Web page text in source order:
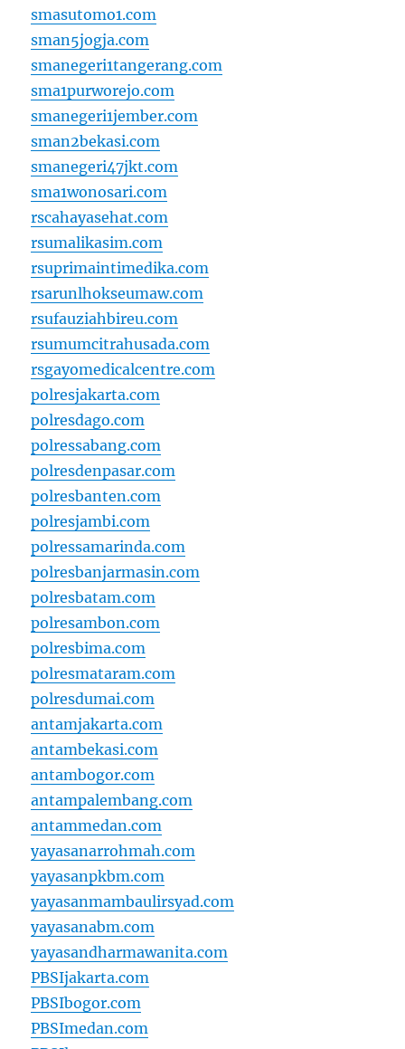
smasutomo1.com
sman5jogja.com
smanegeri1tangerang.com
sma1purworejo.com
smanegeri1jember.com
sman2bekasi.com
smanegeri47jkt.com
sma1wonosari.com
rscahayasehat.com
rsumalikasim.com
rsuprimaintimedika.com
rsarunlhokseumaw.com
rsufauziahbireu.com
rsumumcitrahusada.com
rsgayomedicalcentre.com
polresjakarta.com
polresdago.com
polressabang.com
polresdenpasar.com
polresbanten.com
polresjambi.com
polressamarinda.com
polresbanjarmasin.com
polresbatam.com
polresambon.com
polresbima.com
polresmataram.com
polresdumai.com
antamjakarta.com
antambekasi.com
antambogor.com
antampalembang.com
antammedan.com
yayasanarrohmah.com
yayasanpkbm.com
yayasanmambaulirsyad.com
yayasanabm.com
yayasandharmawanita.com
PBSIjakarta.com
PBSIbogor.com
PBSImedan.com